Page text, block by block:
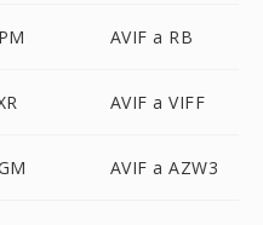
AVIF a RB
AVIF a VIFF
AVIF a AZW3